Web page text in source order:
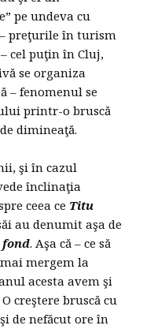
pe undeva cu
preţurile în turism
cel puţin în Cluj,
se organiza
– fenomenul se
printr-o bruscă
dimineaţă.
şi în cazul
înclinaţia
ceea ce Titu
au denumit aşa de
. Aşa că – ce să
mergem la
acesta avem şi
creştere bruscă cu
de nefăcut ore în